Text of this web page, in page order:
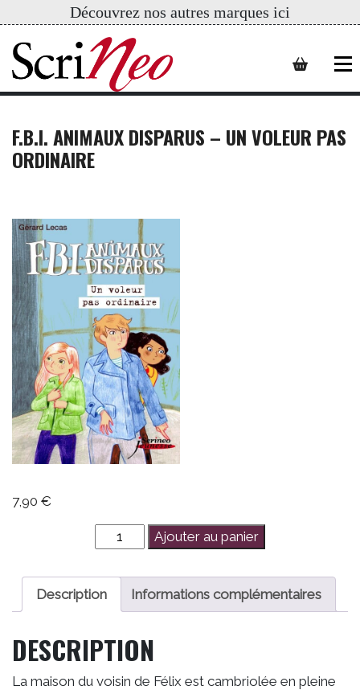
Découvrez nos autres marques ici
F.B.I. ANIMAUX DISPARUS – UN VOLEUR PAS
ORDINAIRE
7,90 €
quantité
de
F.B.I.
Animaux
Disparus
Un
voleur
Ajouter au panier
Description Informations complémentaires
DESCRIPTION
La maison du voisin de Félix est cambriolée en pleine